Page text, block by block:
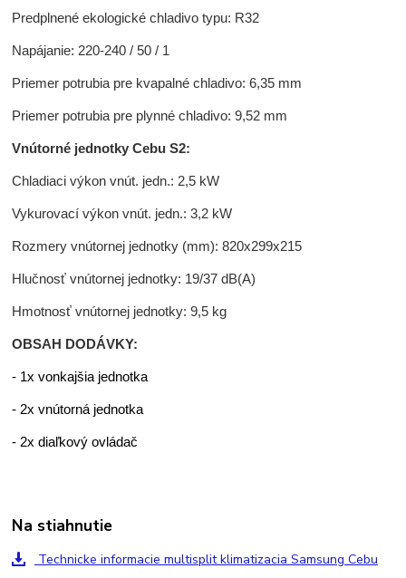
Predplnené ekologické chladivo typu: R32
Napájanie: 220-240 / 50 / 1
Priemer potrubia pre kvapalné chladivo: 6,35 mm
Priemer potrubia pre plynné chladivo: 9,52 mm
Vnútorné jednotky Cebu S2:
Chladiaci výkon vnút. jedn.: 2,5 kW
Vykurovací výkon vnút. jedn.: 3,2 kW
Rozmery vnútornej jednotky (mm): 820x299x215
Hlučnosť vnútornej jednotky: 19/37 dB(A)
Hmotnosť vnútornej jednotky: 9,5 kg
OBSAH DODÁVKY:
- 1x vonkajšia jednotka
- 2x vnútorná jednotka
- 2x diaľkový ovládač
Na stiahnutie
Technicke informacie multisplit klimatizacia Samsung Cebu